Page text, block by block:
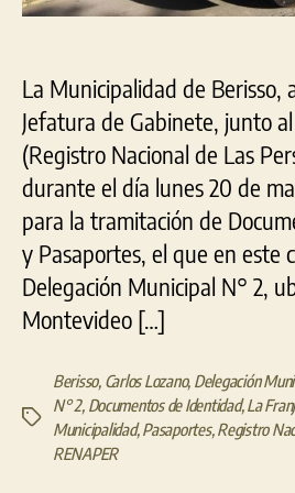
La Municipalidad de Berisso,
Jefatura de Gabinete, junto
(Registro Nacional de Las
durante el día lunes 20 de
para la tramitación de
y Pasaportes, el que en este
Delegación Municipal N° 2,
Montevideo […]
Etiquetas
Berisso, Carlos Lozano, Delegación
N° 2, Documentos de Identidad,La
Municipalidad,Pasaportes,Registro
RENAPER